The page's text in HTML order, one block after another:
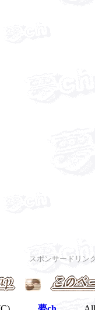
スポンサードリン